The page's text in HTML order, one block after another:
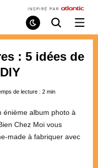
Mode
de
Recherche
/
menu
: 5 idées de
de lecture : 2 min
énième album photo à
Chez Moi vous
made à fabriquer avec